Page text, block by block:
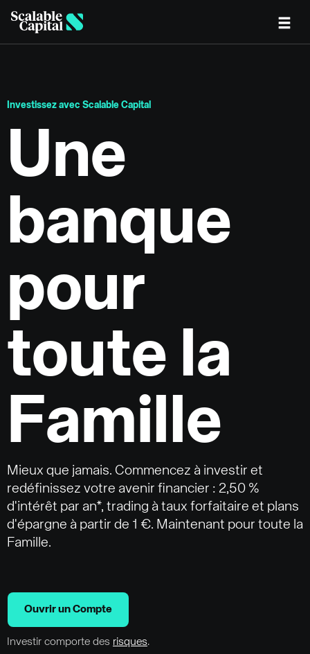
Investissez avec Scalable Capital
Une
banque
pour
toute la
Famille
Mieux que jamais. Commencez à investir et
redéfinissez votre avenir financier : 2,50 %
d'intérêt par an*, trading à taux forfaitaire et plans
d'épargne à partir de 1 €. Maintenant pour toute la
Famille.
Ouvrir un Compte
Investir comporte des risques.